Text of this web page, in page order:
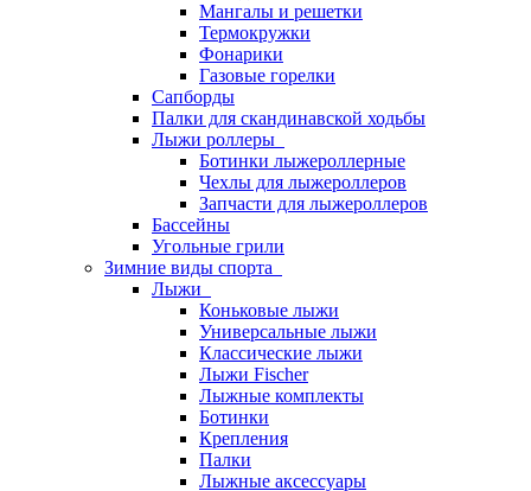
Мангалы и решетки
Термокружки
Фонарики
Газовые горелки
Сапборды
Палки для скандинавской ходьбы
Лыжи роллеры
Ботинки лыжероллерные
Чехлы для лыжероллеров
Запчасти для лыжероллеров
Бассейны
Угольные грили
Зимние виды спорта
Лыжи
Коньковые лыжи
Универсальные лыжи
Классические лыжи
Лыжи Fischer
Лыжные комплекты
Ботинки
Крепления
Палки
Лыжные аксессуары